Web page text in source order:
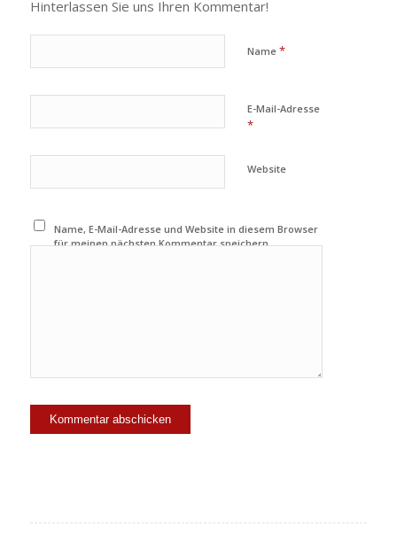
Hinterlassen Sie uns Ihren Kommentar!
Name *
E-Mail-Adresse
*
Website
Name, E-Mail-Adresse und Website in diesem Browser
für meinen nächsten Kommentar speichern.